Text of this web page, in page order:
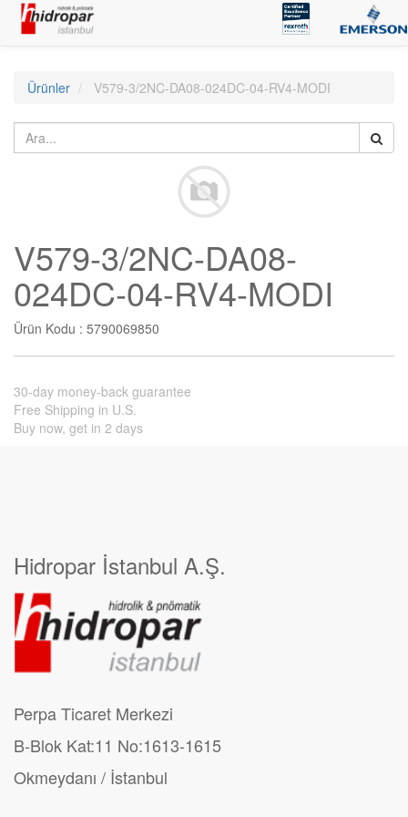
Ürünler V579-3/2NC-DA08-024DC-04-RV4-MODI
V579-3/2NC-DA08-
024DC-04-RV4-MODI
Ürün Kodu : 5790069850
30-day money-back guarantee
Free Shipping in U.S.
Buy now, get in 2 days
Hidropar İstanbul A.Ş.
Perpa Ticaret Merkezi
B-Blok Kat:11 No:1613-1615
Okmeydanı / İstanbul